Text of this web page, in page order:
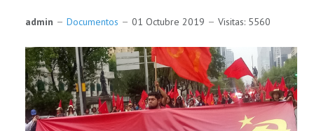
admin Documentos 01 Octubre 2019 Visitas: 5560